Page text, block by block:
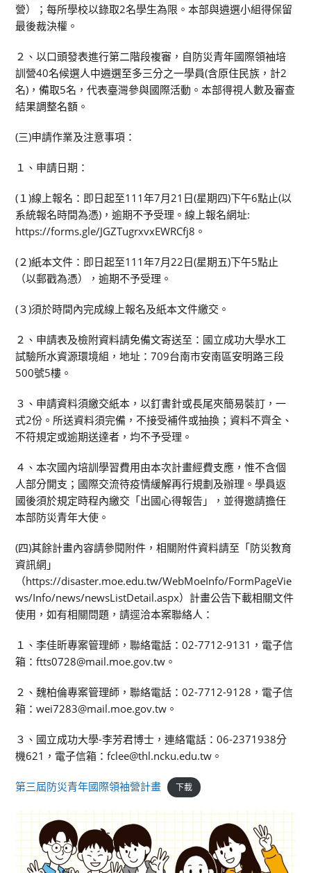
營）；每所學校以錄取2名學生為限。本部與遴選小組得保留
最後裁決權。
２、以口頭發表進行第二階段複審，自防災青年國際領袖培
訓營40名候選人中遴選至多三分之一學員(含原住民族，計2
名)，備取5名，代表臺灣參與國際活動。本部得視人數及審查
結果調整名額。
(三)申請作業及注意事項：
１、申請日期：
(１)線上報名：即日起至111年7月21日(星期四)下午6點止(以
系統報名時間為憑)，逾期不予受理。線上報名網址:
https://forms.gle/JGZTugrxvxEWRCfj8。
(２)紙本文件：即日起至111年7月22日(星期五)下午5點止
（以郵戳為憑），逾期不予受理。
(３)須於時間內完成線上報名及紙本文件繳交。
２、申請表及檢附資料請免備文寄送至：國立成功大學水工
試驗所水資源環境組，地址：709台南市安南區安明路三段
500號5樓。
３、申請資料須繳交紙本，以釘書針或長尾夾簡易裝訂，一
式2份。所送資料須完備，不接受補件或抽換；資料不齊全、
不符規定或逾期送達者，均不予受理。
４、本次國內培訓學習費用由本次計畫經費支應，惟不含個
人部分開支；國際交流待疫情緩解再行規劃及辦理。學員返
國後須於規定時程內繳交「出國心得報告」，並得邀請擔任
本部防災青年大使。
(四)其餘計畫內容請參閱附件，相關附件資料請至「防災教育
資訊網」
（https://disaster.moe.edu.tw/WebMoeInfo/FormPageVie
ws/Info/news/newsListDetail.aspx）計畫公告下載相關文件
使用，如有相關問題，請逕洽本案聯絡人：
１、李佳昕專案管理師，聯絡電話：02-7712-9131，電子信
箱：ftts0728@mail.moe.gov.tw。
２、魏柏倫專案管理師，聯絡電話：02-7712-9128，電子信
箱：wei7283@mail.moe.gov.tw。
３、國立成功大學-李芳君博士，連絡電話：06-2371938分
機621，電子信箱：fclee@thl.ncku.edu.tw。
第三屆防災青年國際領袖營計畫 下載